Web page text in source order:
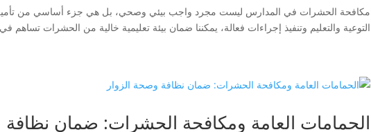
مكافحة الحشرات في المدارس ليست مجرد واجب بيئي وصحي، بل هي جزء أساسي من تأمين
التوعية والتعليم وتنفيذ إجراءات فعالة، يمكننا ضمان بيئة تعليمية خالية من الحشرات
الحمامات العامة ومكافحة الحشرات: ضمان نظافة